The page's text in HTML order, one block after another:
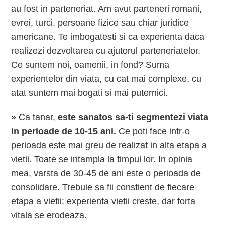
au fost in parteneriat. Am avut parteneri romani,
evrei, turci, persoane fizice sau chiar juridice
americane. Te imbogatesti si ca experienta daca
realizezi dezvoltarea cu ajutorul parteneriatelor.
Ce suntem noi, oamenii, in fond? Suma
experientelor din viata, cu cat mai complexe, cu
atat suntem mai bogati si mai puternici.
» Ca tanar,este sanatos sa-ti segmentezi viata
in perioade de 10-15 ani. Ce poti face intr-o
perioada este mai greu de realizat in alta etapa a
vietii. Toate se intampla la timpul lor. In opinia
mea, varsta de 30-45 de ani este o perioada de
consolidare. Trebuie sa fii constient de fiecare
etapa a vietii: experienta vietii creste, dar forta
vitala se erodeaza.